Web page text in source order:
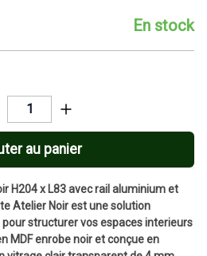
En stock
au panier
H204 x L83 avec rail aluminium et
Atelier Noir est une solution
structurer vos espaces interieurs
MDF enrobe noir et conçue en